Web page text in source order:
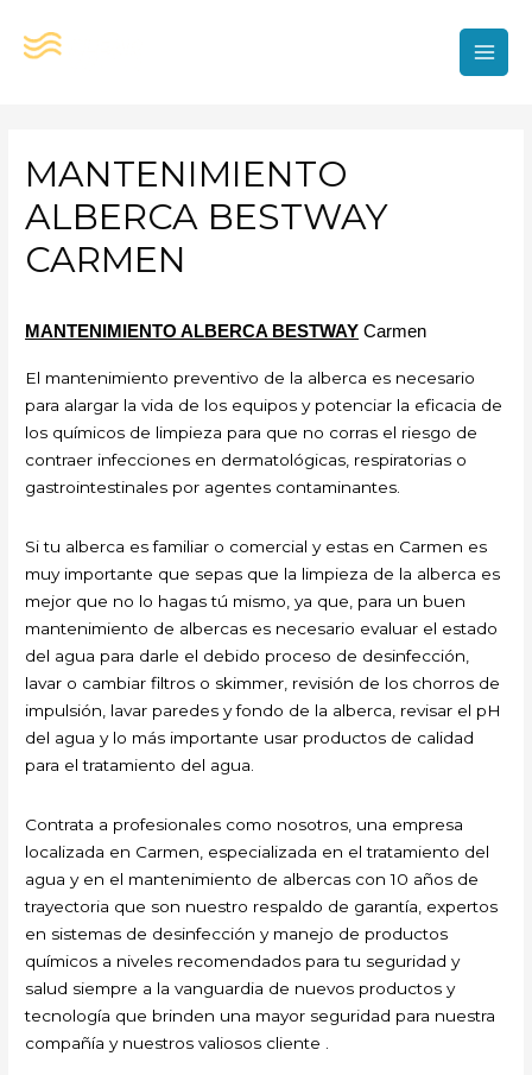
MANTENIMIENTO
ALBERCA BESTWAY
CARMEN
MANTENIMIENTO ALBERCA BESTWAY Carmen
El mantenimiento preventivo de la alberca es necesario
para alargar la vida de los equipos y potenciar la eficacia de
los químicos de limpieza para que no corras el riesgo de
contraer infecciones en dermatológicas, respiratorias o
gastrointestinales por agentes contaminantes.
Si tu alberca es familiar o comercial y estas en Carmen es
muy importante que sepas que la limpieza de la alberca es
mejor que no lo hagas tú mismo, ya que, para un buen
mantenimiento de albercas es necesario evaluar el estado
del agua para darle el debido proceso de desinfección,
lavar o cambiar filtros o skimmer, revisión de los chorros de
impulsión, lavar paredes y fondo de la alberca, revisar el pH
del agua y lo más importante usar productos de calidad
para el tratamiento del agua.
Contrata a profesionales como nosotros, una empresa
localizada en Carmen, especializada en el tratamiento del
agua y en el mantenimiento de albercas con 10 años de
trayectoria que son nuestro respaldo de garantía, expertos
en sistemas de desinfección y manejo de productos
químicos a niveles recomendados para tu seguridad y
salud siempre a la vanguardia de nuevos productos y
tecnología que brinden una mayor seguridad para nuestra
compañía y nuestros valiosos cliente .